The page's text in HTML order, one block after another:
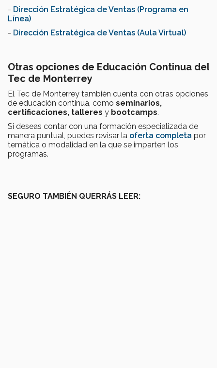
- Dirección Estratégica de Ventas (Programa en
Línea)
- Dirección Estratégica de Ventas (Aula Virtual)
Otras opciones de Educación Continua del
Tec de Monterrey
El Tec de Monterrey también cuenta con otras opciones
de educación continua, como seminarios,
certificaciones, talleres y bootcamps.
Si deseas contar con una formación especializada de
manera puntual, puedes revisar la oferta completa por
temática o modalidad en la que se imparten los
programas.
SEGURO TAMBIÉN QUERRÁS LEER: